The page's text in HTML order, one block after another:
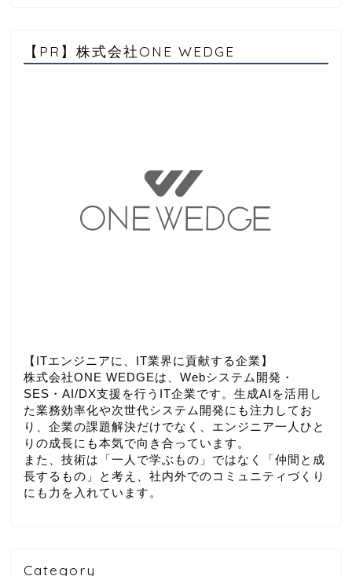
【PR】株式会社ONE WEDGE
【ITエンジニアに、IT業界に貢献する企業】
株式会社ONE WEDGEは、Webシステム開発・
SES・AI/DX支援を行うIT企業です。生成AIを活用し
た業務効率化や次世代システム開発にも注力してお
り、企業の課題解決だけでなく、エンジニア一人ひと
りの成長にも本気で向き合っています。
また、技術は「一人で学ぶもの」ではなく「仲間と成
長するもの」と考え、社内外でのコミュニティづくり
にも力を入れています。
Category